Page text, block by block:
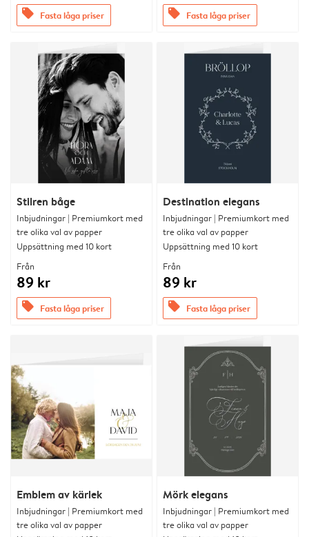
offers Fasta låga priser offers Fasta låga priser
Stilren båge
Inbjudningar | Premiumkort med
tre olika val av papper
Uppsättning med 10 kort
Från
89 kr
offers Fasta låga priser
Destination elegans
Inbjudningar | Premiumkort med
tre olika val av papper
Uppsättning med 10 kort
Från
89 kr
offers Fasta låga priser
Emblem av kärlek
Inbjudningar | Premiumkort med
tre olika val av papper
Mörk elegans
Inbjudningar | Premiumkort med
tre olika val av papper